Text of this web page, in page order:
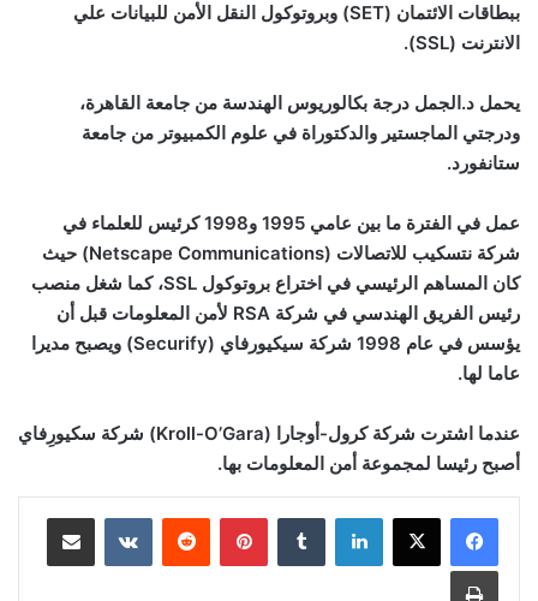
ببطاقات الائتمان (SET) وبروتوكول النقل الأمن للبيانات علي
الانترنت (SSL
).
يحمل د.الجمل درجة بكالوريوس الهندسة من جامعة القاهرة،
ودرجتي الماجستير والدكتوراة في علوم الكمبيوتر من جامعة
ستانفورد.
عمل في الفترة ما بين عامي 1995 و1998 كرئيس للعلماء في
شركة نتسكيب للاتصالات (Netscape Communications) حيث
كان المساهم الرئيسي في اختراع بروتوكول SSL، كما شغل منصب
رئيس الفريق الهندسي في شركة RSA لأمن المعلومات قبل أن
يؤسس في عام 1998 شركة سيكيورفاي (Securify) ويصبح مديرا
عاما لها.
عندما اشترت شركة كرول-أوجارا (Kroll-O’Gara) شركة سكيورِفاي
أصبح رئيسا لمجموعة أمن المعلومات بها.
لينكدإن بينتيريست مشاركة عبر البريد
طباعة